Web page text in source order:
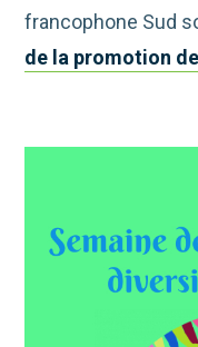
francophone Sud
de la promotion